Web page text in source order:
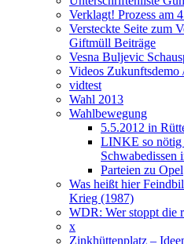
Verklagt! Prozess am
Versteckte Seite zum
Giftmüll Beiträge
Vesna Buljevic
Videos Zukunftsdemo
vidtest
Wahl 2013
Wahlbewegung
5.5.2012 in
LINKE so nötig
Schwabedissen
Parteien zu Opel
Was heißt hier
Krieg (1987)
WDR: Wer stoppt die
x
Zinkhüttenplatz –